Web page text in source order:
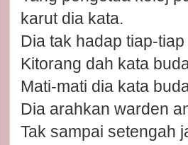
karut dia kata.
Dia tak hadap tiap-
Kitorang dah kata
Mati-mati dia kata
Dia arahkan warden
Tak sampai setengah